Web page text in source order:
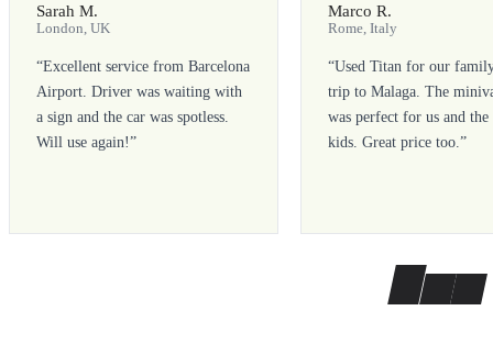
Sarah M.
London, UK
“Excellent service from Barcelona
Airport. Driver was waiting with
a sign and the car was spotless.
Will use again!”
Marco R.
Rome, Italy
“Used Titan for our
trip to Malaga. The
was perfect for us and the
kids. Great price too.”